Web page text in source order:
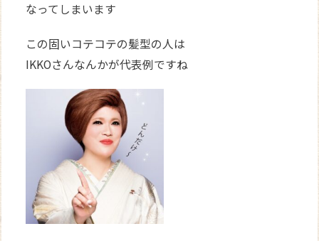
なってしまいます
この固いコテコテの髪型の人は
IKKOさんなんかが代表例ですね